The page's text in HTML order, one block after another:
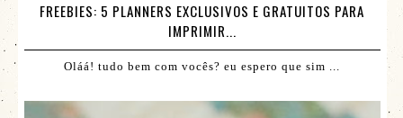
FREEBIES: 5 PLANNERS EXCLUSIVOS E GRATUITOS PARA
IMPRIMIR...
Oláá! tudo bem com vocês? eu espero que sim ...